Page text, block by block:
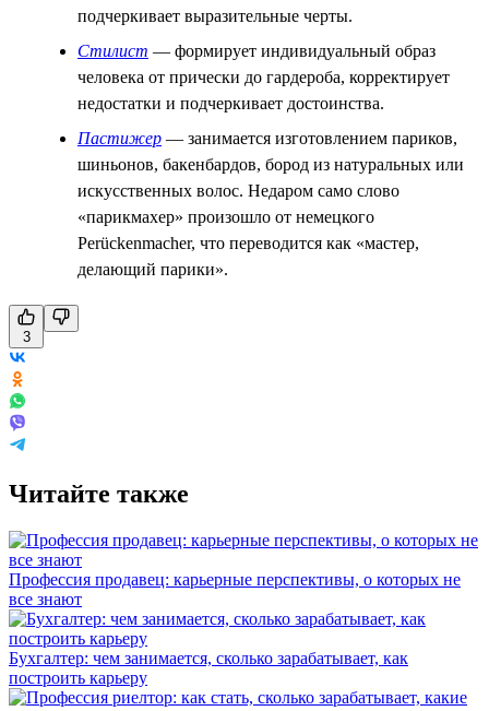
подчеркивает выразительные черты.
Стилист — формирует индивидуальный образ
человека от прически до гардероба, корректирует
недостатки и подчеркивает достоинства.
Пастижер — занимается изготовлением париков,
шиньонов, бакенбардов, бород из натуральных или
искусственных волос. Недаром само слово
«парикмахер» произошло от немецкого
Perückenmacher, что переводится как «мастер,
делающий парики».
3
Читайте также
Профессия продавец: карьерные перспективы, о которых не
все знают
Бухгалтер: чем занимается, сколько зарабатывает, как
построить карьеру